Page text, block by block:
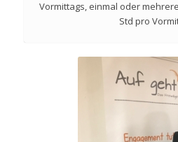
Vormittags, einmal oder
Std pro